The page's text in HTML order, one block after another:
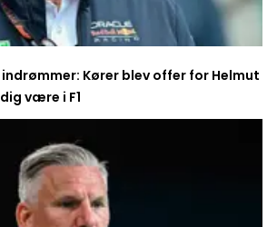
Kører blev offer for Helmut
være i F1